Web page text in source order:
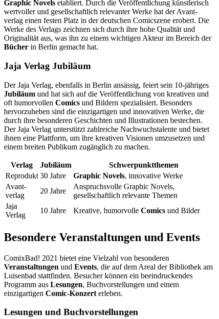
Graphic Novels etabliert. Durch die Veröffentlichung künstlerisch
wertvoller und gesellschaftlich relevanter Werke hat der Avant-
verlag einen festen Platz in der deutschen Comicszene erobert. Die
Werke des Verlags zeichnen sich durch ihre hohe Qualität und
Originalität aus, was ihn zu einem wichtigen Akteur im Bereich der
Bücher in Berlin gemacht hat.
Jaja Verlag Jubiläum
Der Jaja Verlag, ebenfalls in Berlin ansässig, feiert sein 10-jähriges
Jubiläum und hat sich auf die Veröffentlichung von kreativen und
oft humorvollen Comics und Bildern spezialisiert. Besonders
hervorzuheben sind die einzigartigen und innovativen Werke, die
durch ihre besonderen Geschichten und Illustrationen bestechen.
Der Jaja Verlag unterstützt zahlreiche Nachwuchstalente und bietet
ihnen eine Plattform, um ihre kreativen Visionen umzusetzen und
einem breiten Publikum zugänglich zu machen.
Verlag Jubiläum
Schwerpunktthemen
Reprodukt 30 Jahre Graphic Novels, innovative Werke
Avant-
verlag
20 Jahre
Anspruchsvolle Graphic Novels,
gesellschaftlich relevante Themen
Jaja
Verlag
10 Jahre Kreative, humorvolle Comics und Bilder
Besondere Veranstaltungen und Events
ComixBad! 2021 bietet eine Vielzahl von besonderen
Veranstaltungen und Events, die auf dem Areal der Bibliothek am
Luisenbad stattfinden. Besucher können ein beeindruckendes
Programm aus Lesungen, Buchvorstellungen und einem
einzigartigen Comic-Konzert erleben.
Lesungen und Buchvorstellungen